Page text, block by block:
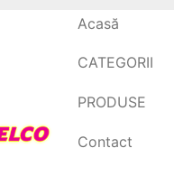
Acasă
CATEGORII
PRODUSE
Contact